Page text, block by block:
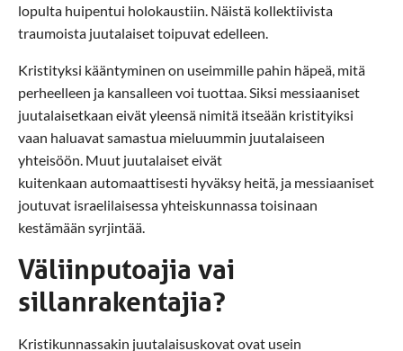
lopulta huipentui holokaustiin. Näistä kollektiivista
traumoista juutalaiset toipuvat edelleen.
Kristityksi kääntyminen on useimmille pahin häpeä, mitä
perheelleen ja kansalleen voi tuottaa. Siksi messiaaniset
juutalaisetkaan eivät yleensä nimitä itseään kristityiksi
vaan haluavat samastua mieluummin juutalaiseen
yhteisöön. Muut juutalaiset eivät
kuitenkaan automaattisesti hyväksy heitä, ja messiaaniset
joutuvat israelilaisessa yhteiskunnassa toisinaan
kestämään syrjintää.
Väliinputoajia vai
sillanrakentajia?
Kristikunnassakin juutalaisuskovat ovat usein